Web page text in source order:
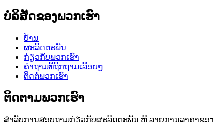
ບໍລິສັດຂອງພວກເຮົາ
ບ້ານ
ຜະລິດຕະພັນ
ກ່ຽວກັບພວກເຮົາ
ຄຳຖາມທີ່ຖືກຖາມເລື້ອຍໆ
ຕິດຕໍ່ພວກເຮົາ
ຕິດຕາມພວກເຮົາ
ສຳລັບການສອບຖາມກ່ຽວກັບຜະລິດຕະພັນ ຫຼື ລາຍການລາຄາຂອງ